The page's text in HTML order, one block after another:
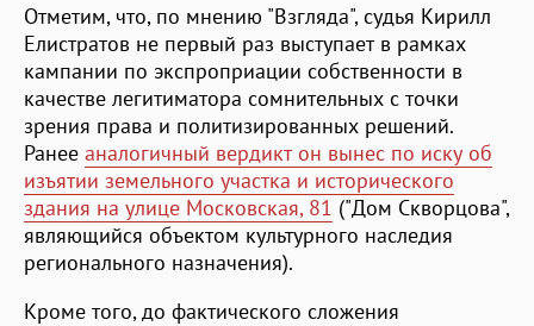
Отметим, что, по мнению "Взгляда", судья Кирилл
Елистратов не первый раз выступает в рамках
кампании по экспроприации собственности в
качестве легитиматора сомнительных с точки
зрения права и политизированных решений.
Ранее аналогичный вердикт он вынес по иску об
изъятии земельного участка и исторического
здания на улице Московская, 81 ("Дом Скворцова",
являющийся объектом культурного наследия
регионального назначения).
Кроме того, до фактического сложения